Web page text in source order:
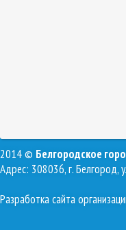
2014 © Белгородское
Адрес: 308036, г.
Разработка сайта